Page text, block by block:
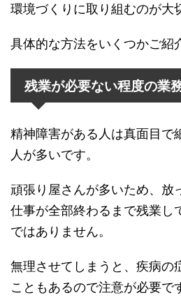
環境づくりに取り組むのが大
具体的な方法をいくつかご紹
残業が必要ない程度の業
精神障害がある人は真面目で
人が多いです。
頑張り屋さんが多いため、放
仕事が全部終わるまで残業し
ではありません。
無理させてしまうと、疾病の
こともあるので注意が必要で